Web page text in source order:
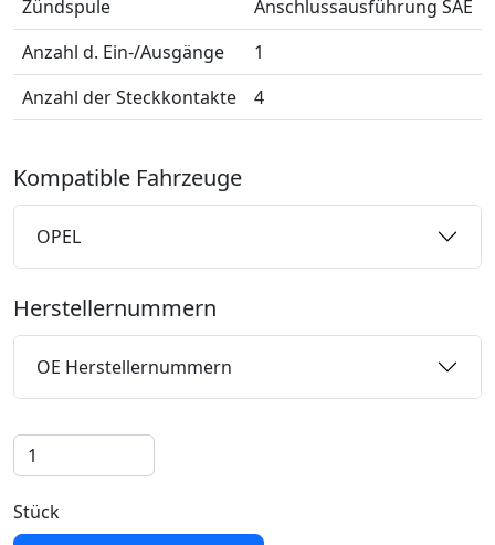
Zündspule
Anschlussausführung SAE
Anzahl d. Ein-/Ausgänge
1
Anzahl der Steckkontakte
4
Kompatible Fahrzeuge
OPEL
Herstellernummern
OE Herstellernummern
Stück